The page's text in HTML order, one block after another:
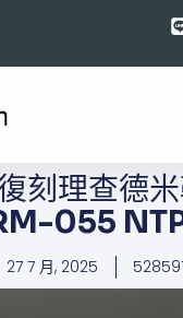
刻理查德
055
27 7 月, 2025 528591